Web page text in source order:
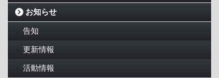
お知らせ
告知
更新情報
活動情報